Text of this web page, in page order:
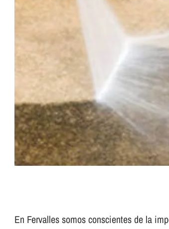
En Fervalles somos conscientes de la